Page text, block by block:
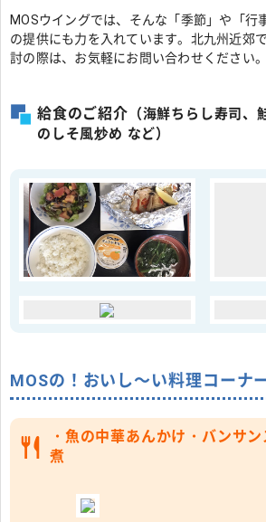
MOSウイングでは、そんな「季節」や「行
の提供にも力を入れています。北九州近郊
討の際は、お気軽にお問い合わせください。
給食のご紹介 （海鮮ちらし寿司、
のしそ風炒め など）
MOSの！おいし～い料理コーナ
・魚の中華あんかけ・バンサ
煮